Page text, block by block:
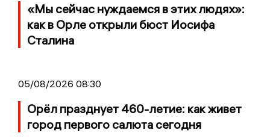
«Мы сейчас нуждаемся в этих людях»:
как в Орле открыли бюст Иосифа
Сталина
05/08/2026 08:30
Орёл празднует 460-летие: как живет
город первого салюта сегодня